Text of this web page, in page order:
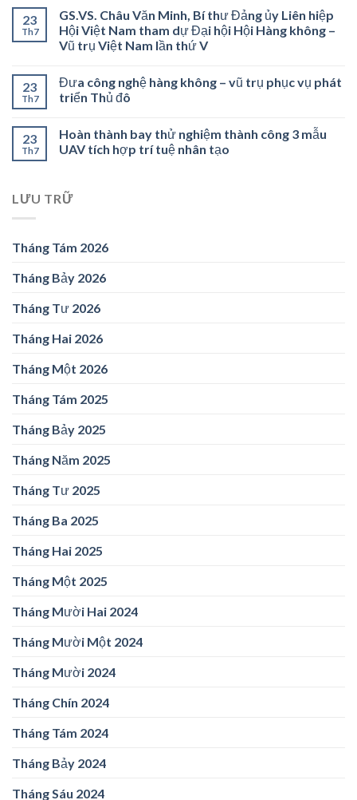
23
Th7
GS.VS. Châu Văn Minh, Bí thư Đảng ủy Liên hiệp
Hội Việt Nam tham dự Đại hội Hội Hàng không –
Vũ trụ Việt Nam lần thứ V
23
Th7
Đưa công nghệ hàng không – vũ trụ phục vụ phát
triển Thủ đô
23
Th7
Hoàn thành bay thử nghiệm thành công 3 mẫu
UAV tích hợp trí tuệ nhân tạo
LƯU TRỮ
Tháng Tám 2026
Tháng Bảy 2026
Tháng Tư 2026
Tháng Hai 2026
Tháng Một 2026
Tháng Tám 2025
Tháng Bảy 2025
Tháng Năm 2025
Tháng Tư 2025
Tháng Ba 2025
Tháng Hai 2025
Tháng Một 2025
Tháng Mười Hai 2024
Tháng Mười Một 2024
Tháng Mười 2024
Tháng Chín 2024
Tháng Tám 2024
Tháng Bảy 2024
Tháng Sáu 2024